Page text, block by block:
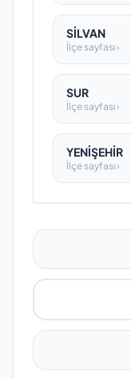
SİLVAN
İlçe sayfası ›
SUR
İlçe sayfası ›
YENİŞEHİR
İlçe sayfası ›